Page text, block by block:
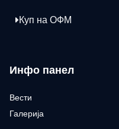
Куп на ОФМ
Инфо панел
Вести
Галерија